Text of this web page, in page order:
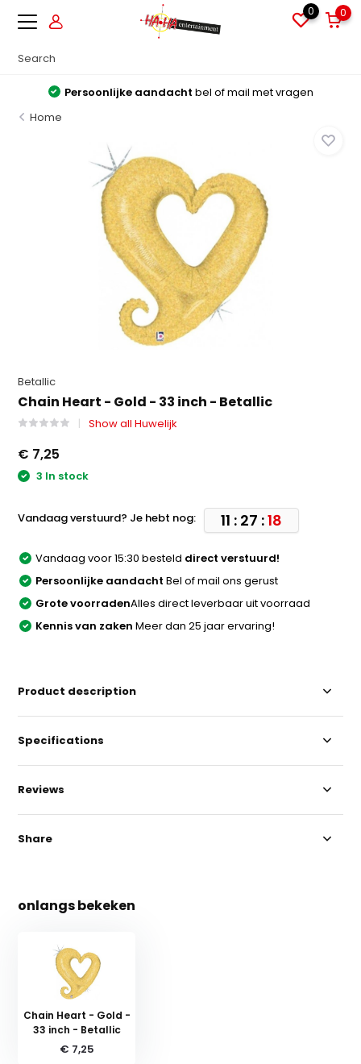
0 0
Persoonlijke aandacht bel of mail met vragen
Home
Betallic
Chain Heart - Gold - 33 inch - Betallic
Show all Huwelijk
€ 7,25
3 In stock
Vandaag verstuurd? Je hebt nog: 11 : 27 :18
Vandaag voor 15:30 besteld direct verstuurd!
Persoonlijke aandacht Bel of mail ons gerust
Grote voorradenAlles direct leverbaar uit voorraad
Kennis van zaken Meer dan 25 jaar ervaring!
Product description
Specifications
Reviews
Share
onlangs bekeken
Chain Heart - Gold -
33 inch - Betallic
€ 7,25